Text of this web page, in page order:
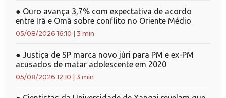
● Ouro avança 3,7% com expectativa de acordo
entre Irã e Omã sobre conflito no Oriente Médio
05/08/2026 16:10 3 min
● Justiça de SP marca novo júri para PM e ex-PM
acusados de matar adolescente em 2020
05/08/2026 12:10 3 min